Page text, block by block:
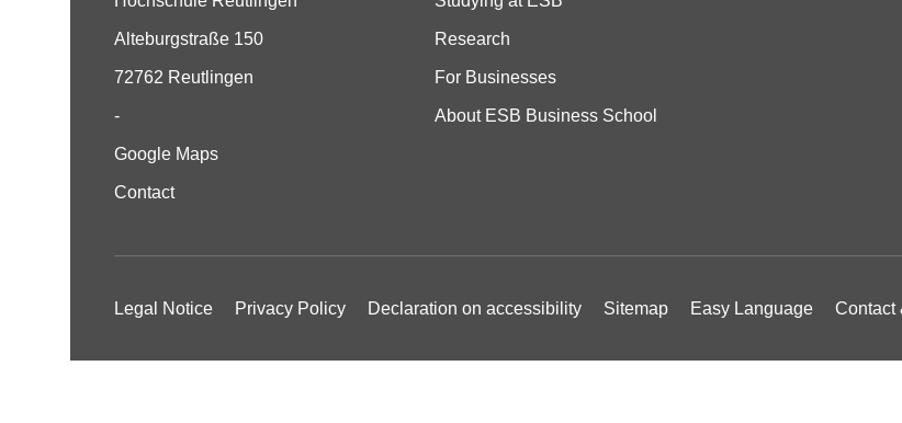
Alteburgstraße 150
72762 Reutlingen
-
Google Maps
Contact
Research
For Businesses
About ESB Business School
Legal Notice Privacy Policy Declaration on accessibility Sitemap Easy Language Contact